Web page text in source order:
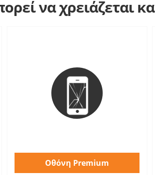
να χρειάζεται
Οθόνη Premium